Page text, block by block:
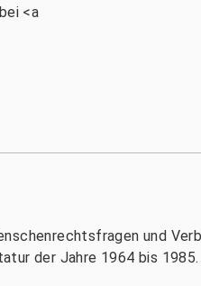
<a
und
der Jahre 1964 bis 1985.